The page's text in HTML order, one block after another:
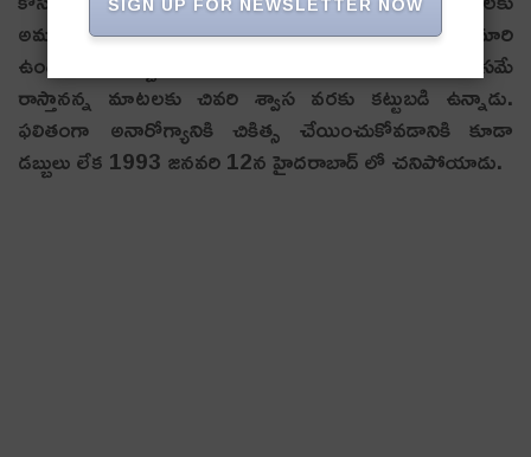
అమ్ముకునే అవకాశమచ్చినా ఒప్పుకోలేదు.. సినిమాకవిగా మారి
ఉంటే ఎంతో డబ్బు, పేరు సంపాదించేవాడు. కాని, సమాజం కోసమే
రాస్తానన్న మాటలకు చివరి శ్వాస వరకు కట్టుబడి ఉన్నాడు.
ఫలితంగా అనారోగ్యానికి చికిత్స చేయించుకోవడానికి కూడా
డబ్బులు లేక 1993 జనవరి 12న హైదరాబాద్ లో చనిపోయాడు.